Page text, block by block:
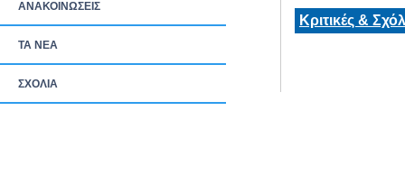
ΑΝΑΚΟΙΝΩΣΕΙΣ
ΤΑ ΝEΑ
ΣΧΟΛΙΑ
Κριτικές &